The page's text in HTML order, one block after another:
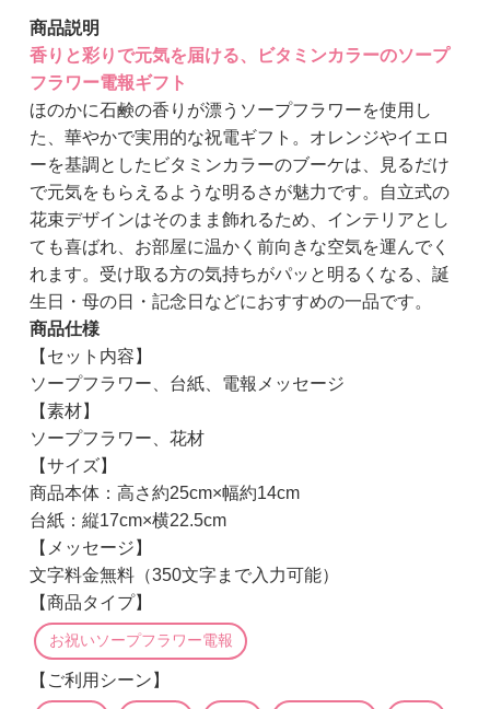
商品説明
香りと彩りで元気を届ける、ビタミンカラーのソープ
フラワー電報ギフト
ほのかに石鹸の香りが漂うソープフラワーを使用し
た、華やかで実用的な祝電ギフト。オレンジやイエロ
ーを基調としたビタミンカラーのブーケは、見るだけ
で元気をもらえるような明るさが魅力です。自立式の
花束デザインはそのまま飾れるため、インテリアとし
ても喜ばれ、お部屋に温かく前向きな空気を運んでく
れます。受け取る方の気持ちがパッと明るくなる、誕
生日・母の日・記念日などにおすすめの一品です。
商品仕様
【セット内容】
ソープフラワー、台紙、電報メッセージ
【素材】
ソープフラワー、花材
【サイズ】
商品本体：高さ約25cm×幅約14cm
台紙：縦17cm×横22.5cm
【メッセージ】
文字料金無料（350文字まで入力可能）
【商品タイプ】
お祝いソープフラワー電報
【ご利用シーン】